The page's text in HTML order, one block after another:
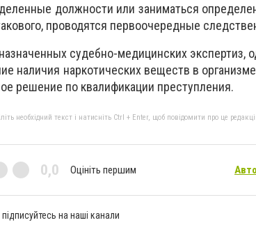
должности или заниматься
проводятся первоочередные
судебно-медицинских экспертиз,
наличия наркотических веществ в
решение по квалификации преступления.
необхідний текст і натисніть Ctrl + Enter, щоб повідомити про це
0,0 Оцініть першим
на наші канали